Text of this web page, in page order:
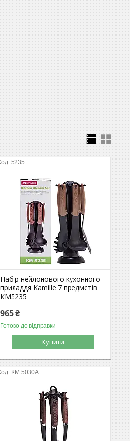
5235
Набір нейлонового кухонного
приладдя Kamille 7 предметів
КМ5235
965 ₴
Готово до відправки
Купити
KM 5030A